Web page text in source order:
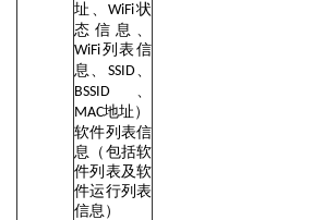
址、WiFi状
态信息、
WiFi列表信
息、 SSID、
BSSID 、
MAC地址 ）
软件列表信
息（包括软
件列表及软
件运行列表
信息）